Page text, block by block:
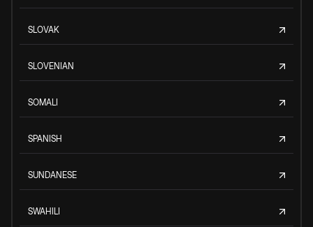
SLOVAK
SLOVENIAN
SOMALI
SPANISH
SUNDANESE
SWAHILI